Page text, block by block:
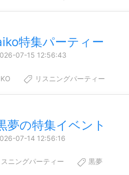
特集パーティー
07-15 12:56:43
リスニングパーティー
夢の特集イベント
07-14 12:56:16
スニングパーティー 黒夢